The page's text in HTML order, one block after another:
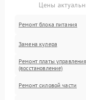
Цены
Ремонт блока питания
Замена кулера
Ремонт платы управления
(восстановление)
Ремонт силовой части